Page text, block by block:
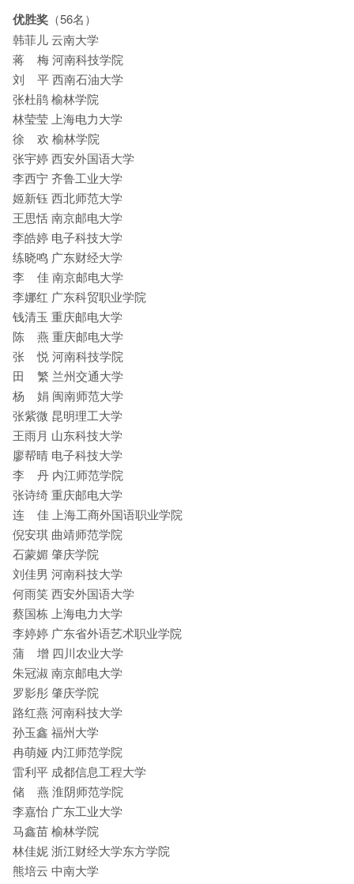
优胜奖 （56名）
韩菲儿 云南大学
蒋 梅 河南科技学院
刘 平 西南石油大学
张杜鹃 榆林学院
林莹莹 上海电力大学
徐 欢 榆林学院
张宇婷 西安外国语大学
李西宁 齐鲁工业大学
姬新钰 西北师范大学
王思恬 南京邮电大学
李皓婷 电子科技大学
练晓鸣 广东财经大学
李 佳 南京邮电大学
李娜红 广东科贸职业学院
钱清玉 重庆邮电大学
陈 燕 重庆邮电大学
张 悦 河南科技学院
田 繁 兰州交通大学
杨 娟 闽南师范大学
张紫微 昆明理工大学
王雨月 山东科技大学
廖帮晴 电子科技大学
李 丹 内江师范学院
张诗绮 重庆邮电大学
连 佳 上海工商外国语职业学院
倪安琪 曲靖师范学院
石蒙媚 肇庆学院
刘佳男 河南科技大学
何雨笑 西安外国语大学
蔡国栋 上海电力大学
李婷婷 广东省外语艺术职业学院
蒲 增 四川农业大学
朱冠淑 南京邮电大学
罗影彤 肇庆学院
路红燕 河南科技大学
孙玉鑫 福州大学
冉萌娅 内江师范学院
雷利平 成都信息工程大学
储 燕 淮阴师范学院
李嘉怡 广东工业大学
马鑫苗 榆林学院
林佳妮 浙江财经大学东方学院
熊培云 中南大学